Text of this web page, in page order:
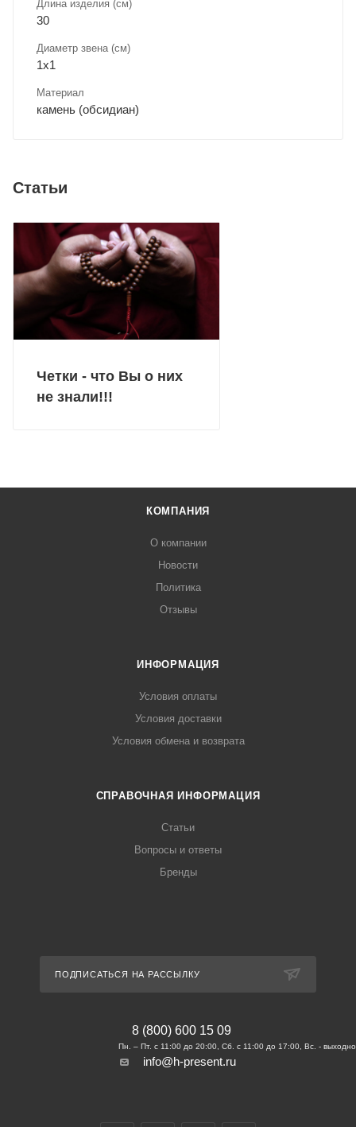
Длина изделия (см)
30
Диаметр звена (см)
1х1
Материал
камень (обсидиан)
Статьи
Четки - что Вы о них
не знали!!!
КОМПАНИЯ
О компании
Новости
Политика
Отзывы
ИНФОРМАЦИЯ
Условия оплаты
Условия доставки
Условия обмена и возврата
СПРАВОЧНАЯ ИНФОРМАЦИЯ
Статьи
Вопросы и ответы
Бренды
ПОДПИСАТЬСЯ НА РАССЫЛКУ
8 (800) 600 15 09
info@h-present.ru